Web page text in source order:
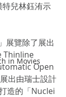
in Movies
兒林鈺洧示
展覽除了展出
Thinline
Open
出由瑞士設計
造的「Nuclei